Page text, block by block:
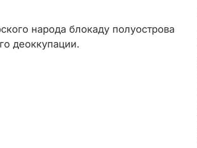
народа блокаду полуострова
деоккупации.